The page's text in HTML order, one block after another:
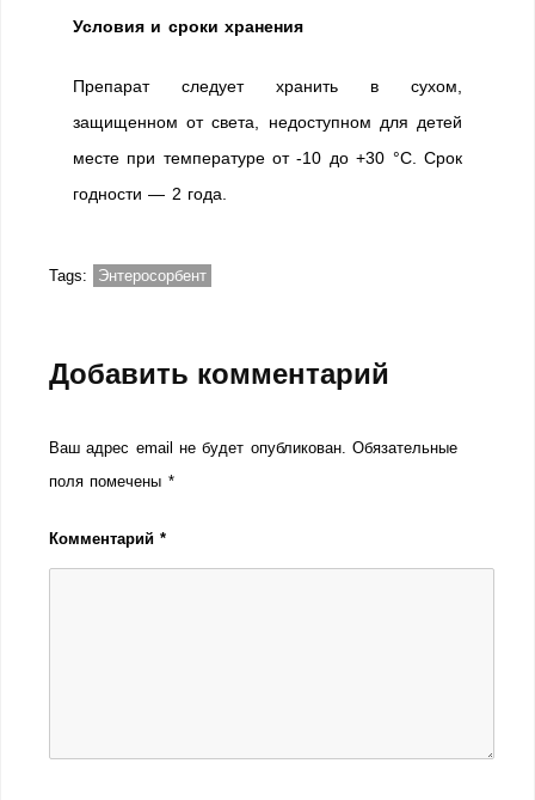
Условия и сроки хранения
Препарат следует хранить в сухом,
защищенном от света, недоступном для детей
месте при температуре от -10 до +30 °С. Срок
годности — 2 года.
Tags: Энтеросорбент
Добавить комментарий
Ваш адрес email не будет опубликован. Обязательные
поля помечены *
Комментарий*